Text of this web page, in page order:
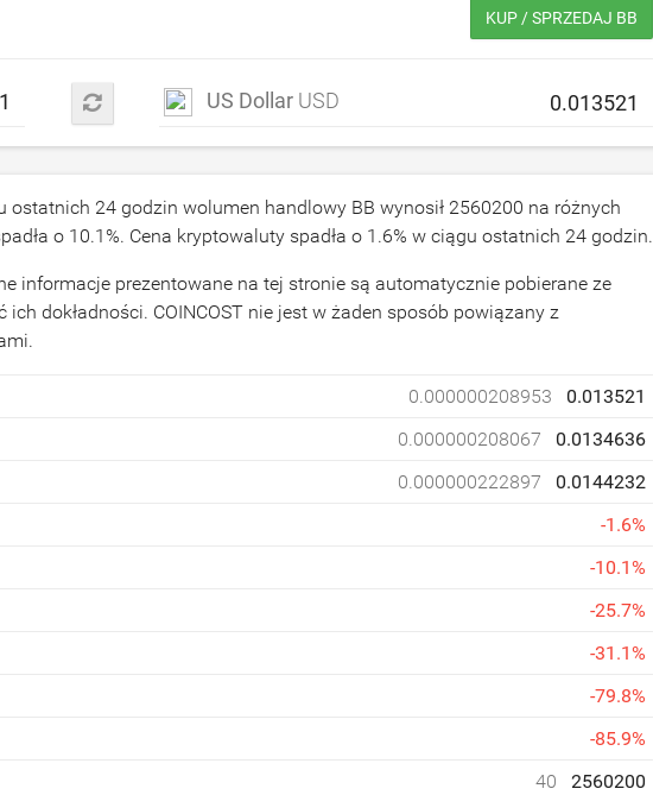
KUP / SPRZEDAJ BB
US Dollar USD
ostatnich 24 godzin wolumen handlowy BB wynosił 2560200 na różnych
o 10.1%. Cena kryptowaluty spadła o 1.6% w ciągu ostatnich 24 godzin.
informacje prezentowane na tej stronie są automatycznie pobierane ze
dokładności. COINCOST nie jest w żaden sposób powiązany z
0.000000208953
0.013521
0.000000208067
0.0134636
0.000000222897
0.0144232
-1.6%
-10.1%
-25.7%
-31.1%
-79.8%
-85.9%
40
2560200